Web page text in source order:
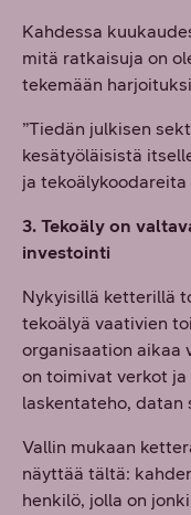
Kahdessa
mitä ratkaisuja on
tekemään
”Tiedän julkisen
kesätyöläisistä
ja tekoälykoodareita
3. Tekoäly on
investointi
Nykyisillä ketterillä
tekoälyä vaativien
organisaation aikaa
on toimivat verkot
laskentateho, datan
Vallin mukaan
näyttää tältä:
henkilö, jolla on